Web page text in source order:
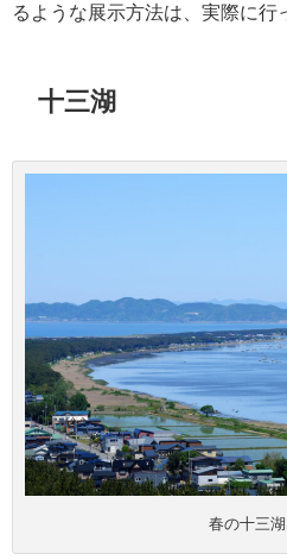
るような展示方法は、実際に行
十三湖
春の十三